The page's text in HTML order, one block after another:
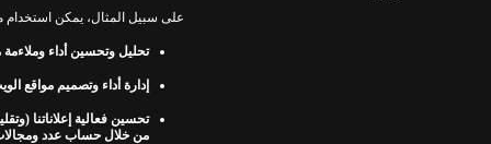
على سبيل المثال، يمكن استخدام
تحليل وتحسين أداء وملاءمة
إدارة أداء وتصميم مواقع
تحسين فعالية إعلاناتنا(
من خلال حساب عدد